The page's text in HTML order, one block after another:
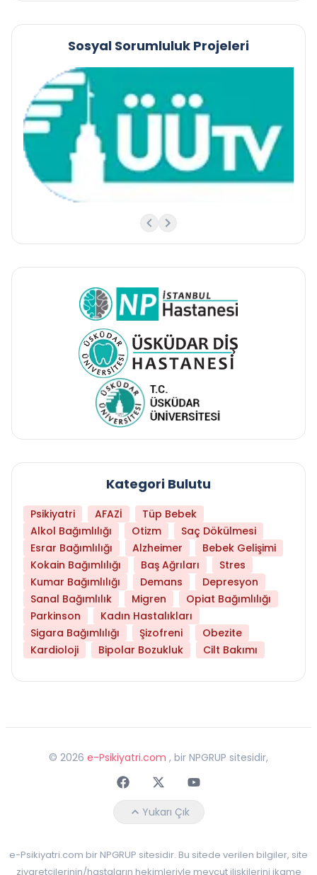
Sosyal Sorumluluk Projeleri
Kategori Bulutu
Psikiyatri AFAZİ
Tüp Bebek
Alkol Bağımlılığı
Otizm
Saç Dökülmesi
Esrar Bağımlılığı
Alzheimer
Bebek Gelişimi
Kokain Bağımlılığı
Baş Ağrıları
Stres
Kumar Bağımlılığı
Demans
Depresyon
Sanal Bağımlılık
Migren
Opiat Bağımlılığı
Parkinson
Kadın Hastalıkları
Sigara Bağımlılığı
Şizofreni
Obezite
Kardioloji
Bipolar Bozukluk Cilt Bakımı
© 2026 e-Psikiyatri.com , bir NPGRUP sitesidir,
FaceebokTwitterYoutube
Yukarı Çık
e-Psikiyatri.com bir NPGRUP sitesidir. Bu sitede verilen bilgiler, site
ziyaretçilerinin/hastaların hekimleriyle mevcut ilişkilerini ikame